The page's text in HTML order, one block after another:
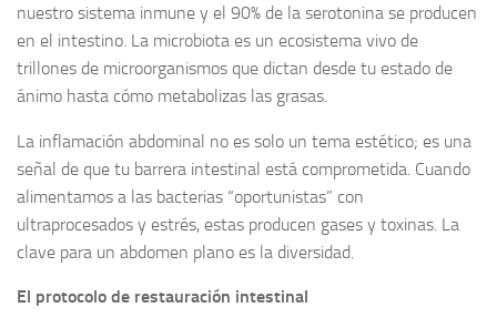
nuestro sistema inmune y el 90% de la serotonina se producen
en el intestino. La microbiota es un ecosistema vivo de
trillones de microorganismos que dictan desde tu estado de
ánimo hasta cómo metabolizas las grasas.
La inflamación abdominal no es solo un tema estético; es una
señal de que tu barrera intestinal está comprometida. Cuando
alimentamos a las bacterias “oportunistas” con
ultraprocesados y estrés, estas producen gases y toxinas. La
clave para un abdomen plano es la diversidad.
El protocolo de restauración intestinal